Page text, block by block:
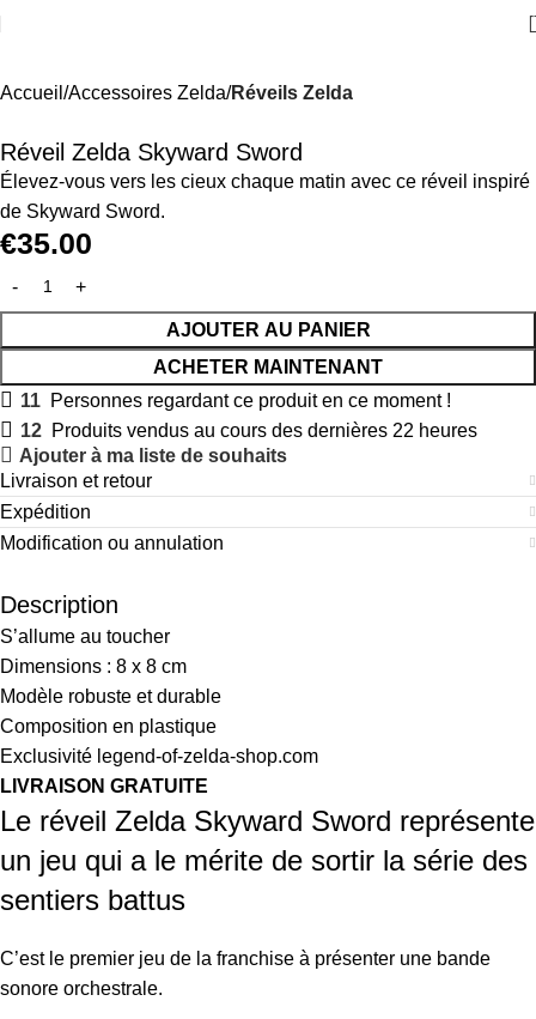
Accueil Accessoires Zelda Réveils Zelda
Réveil Zelda Skyward Sword
Élevez-vous vers les cieux chaque matin avec ce réveil inspiré
de Skyward Sword.
€35.00
AJOUTER AU PANIER
ACHETER MAINTENANT
11 Personnes regardant ce produit en ce moment !
12 Produits vendus au cours des dernières 22 heures
Ajouter à ma liste de souhaits
Livraison et retour
Expédition
Modification ou annulation
Description
S’allume au toucher
Dimensions : 8 x 8 cm
Modèle robuste et durable
Composition en plastique
Exclusivité legend-of-zelda-shop.com
LIVRAISON GRATUITE
Le réveil Zelda Skyward Sword représente
un jeu qui a le mérite de sortir la série des
sentiers battus
C’est le premier jeu de la franchise à présenter une bande
sonore orchestrale.